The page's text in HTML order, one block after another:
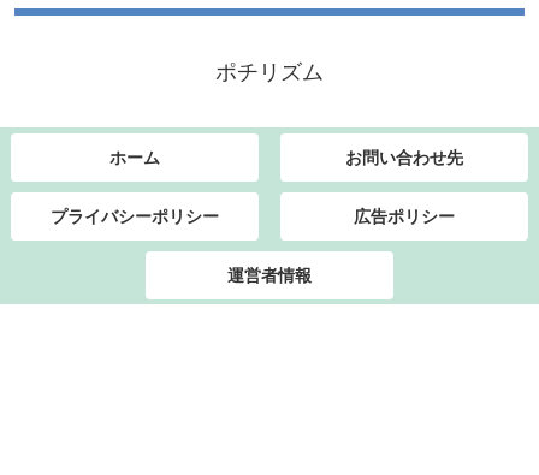
ポチリズム
ホーム お問い合わせ先
プライバシーポリシー 広告ポリシー
運営者情報